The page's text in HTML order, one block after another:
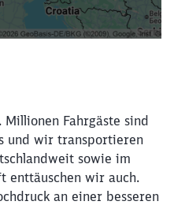
Fahrgäste sind
und wir transportieren
sowie im
enttäuschen wir auch.
an einer besseren